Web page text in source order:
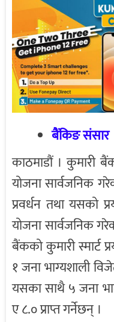
बैंकिङ संसार
काठमाडौं । कुमारी
योजना सार्वजनिक
प्रवर्धन तथा यसको
योजना सार्वजनिक
बैंकको कुमारी स्मार्ट
१ जना भाग्यशाली
यसका साथै ५ जना
ए ८.० प्राप्त गर्नेछन् ।